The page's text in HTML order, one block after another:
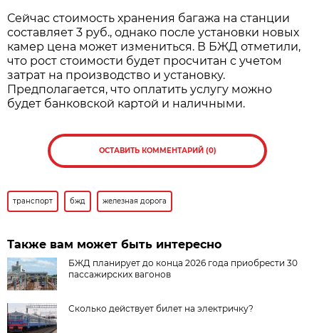
Сейчас стоимость хранения багажа на станции
составляет 3 руб., однако после установки новых
камер цена может измениться. В БЖД отметили,
что рост стоимости будет просчитан с учетом
затрат на производство и установку.
Предполагается, что оплатить услугу можно
будет банковской картой и наличными.
ОСТАВИТЬ КОММЕНТАРИЙ (0)
транспорт бжд железная дорога
Также вам может быть интересно
БЖД планирует до конца 2026 года приобрести 30
пассажирских вагонов
Сколько действует билет на электричку?